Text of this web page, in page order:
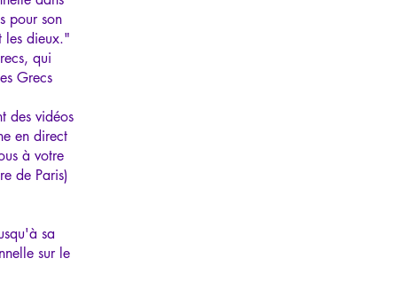
pour son
les dieux."
qui
Grecs
des vidéos
en direct
à votre
de Paris)
sa
sur le